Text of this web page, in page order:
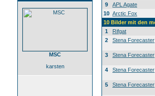
MSC
karsten
9
APL Agate
10 Arctic Fox
10 Bilder mit den
1
Rifgat
2
Stena Forecaster
3 Stena Forecaster
4 Stena Forecaster
5 Stena Forecaster